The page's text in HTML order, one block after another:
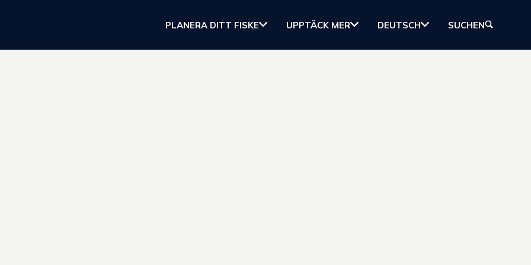
PLANERA DITT FISKE UPPTÄCK MER DEUTSCH SUCHEN